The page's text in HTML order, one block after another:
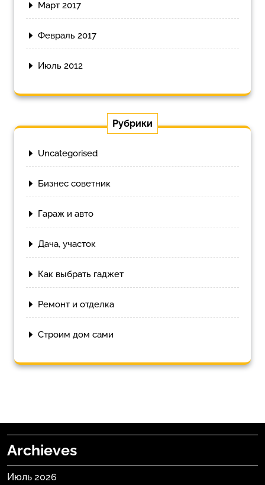
Март 2017
Февраль 2017
Июль 2012
Рубрики
Uncategorised
Бизнес советник
Гараж и авто
Дача, участок
Как выбрать гаджет
Ремонт и отделка
Строим дом сами
Archieves
Июль 2026